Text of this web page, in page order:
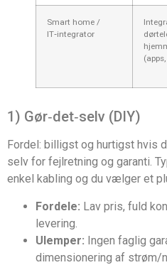
Smart home /
IT‑integrator
1) Gør‑det‑selv (DIY)
Fordel: billigst og hurtigst hvis
selv for fejlretning og garanti.
enkel kabling og du vælger et
Fordele: Lav pris, fuld
levering.
Ulemper: Ingen faglig
dimensionering af strøm/